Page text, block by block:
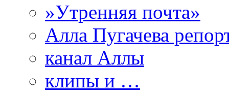
»Утренняя почта»
Алла Пугачева
канал Аллы
клипы и …